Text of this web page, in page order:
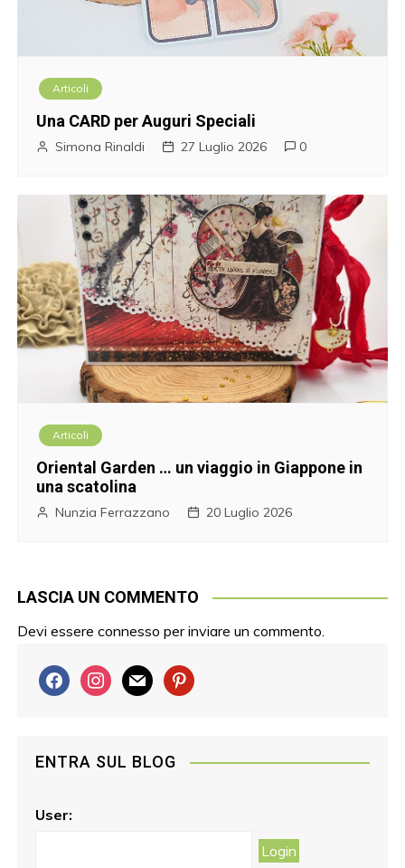
Articoli
Una CARD per Auguri Speciali
Simona Rinaldi 27 Luglio 2026 0
Articoli
Oriental Garden … un viaggio in Giappone in
una scatolina
Nunzia Ferrazzano 20 Luglio 2026
LASCIA UN COMMENTO
Devi essereconnesso per inviare un commento.
f
a
b
o
i
n
a
m
a
p
e
ENTRA SUL BLOG
User: